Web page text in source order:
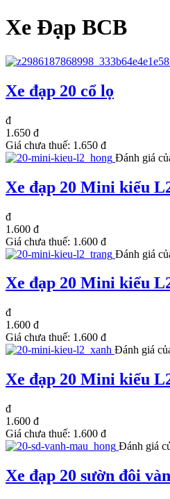
Xe Đạp BCB
Xe đạp 20 cổ lọ
đ
1.650 đ
Giá chưa thuế: 1.650 đ
Đánh giá
Xe đạp 20 Mini kiểu
đ
1.600 đ
Giá chưa thuế: 1.600 đ
Đánh giá
Xe đạp 20 Mini kiểu
đ
1.600 đ
Giá chưa thuế: 1.600 đ
Đánh giá
Xe đạp 20 Mini kiểu
đ
1.600 đ
Giá chưa thuế: 1.600 đ
Đánh giá
Xe đạp 20 sườn đôi